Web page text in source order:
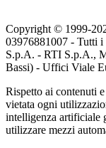
Copyright © 1999-
03976881007 - Tutti
S.p.A. - RTI S.p.A.,
Bassi) - Uffici Viale
Rispetto ai contenuti
vietata ogni
intelligenza artificiale
utilizzare mezzi